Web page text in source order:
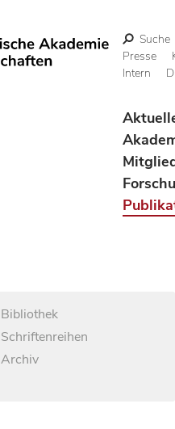
Suche
Presse
Intern
Bibliothek
Schriftenreihen
Archiv